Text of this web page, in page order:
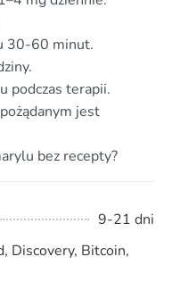
30-60 minut.
podczas terapii.
jest
bez recepty?
9-21 dni
Discovery, Bitcoin,